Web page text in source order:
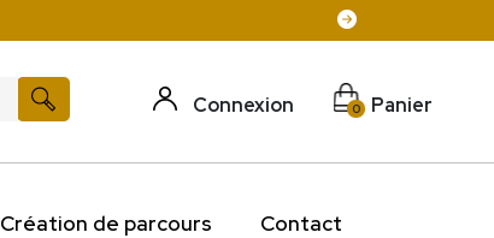
Connexion 0 Panier
Création de parcours Contact